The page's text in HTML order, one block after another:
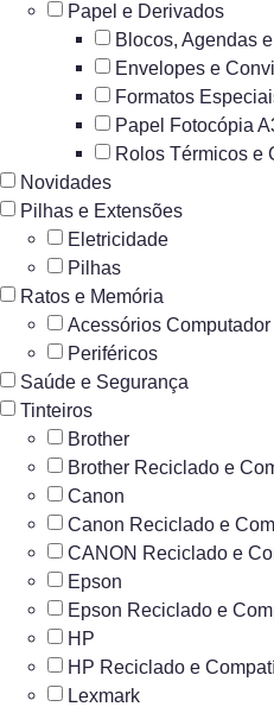
Papel e Derivados
Blocos, Agendas
Envelopes e
Formatos
Papel Fotocópia
Rolos Térmicos e
Novidades
Pilhas e Extensões
Eletricidade
Pilhas
Ratos e Memória
Acessórios Computador
Periféricos
Saúde e Segurança
Tinteiros
Brother
Brother Reciclado e
Canon
Canon Reciclado e
CANON Reciclado e
Epson
Epson Reciclado e
HP
HP Reciclado e
Lexmark